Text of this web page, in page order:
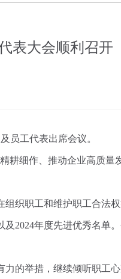
表大会顺利召开
员工代表出席会议。
耕细作、推动企业高质量
织职工和维护职工合法权
及 2024年度先进优秀名单
的举措，继续倾听职工